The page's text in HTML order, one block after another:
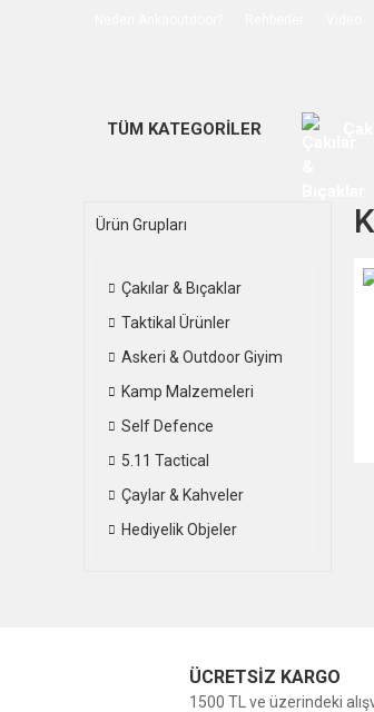
TÜM KATEGORİLER
Ürün Grupları
Çakılar & Bıçaklar
Taktikal Ürünler
Askeri & Outdoor Giyim
Kamp Malzemeleri
Self Defence
5.11 Tactical
Çaylar & Kahveler
Hediyelik Objeler
ÜCRETSİZ KARGO
1500 TL ve üzerindeki